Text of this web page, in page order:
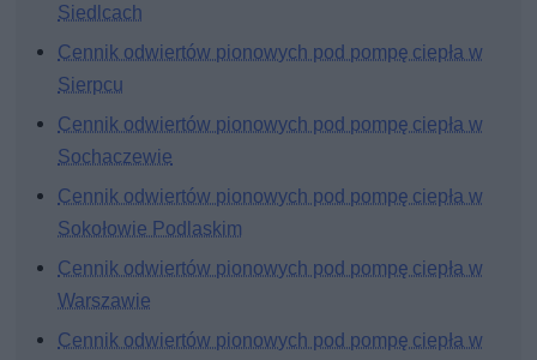
Siedlcach
Cennik odwiertów pionowych pod pompę ciepła w
Sierpcu
Cennik odwiertów pionowych pod pompę ciepła w
Sochaczewie
Cennik odwiertów pionowych pod pompę ciepła w
Sokołowie Podlaskim
Cennik odwiertów pionowych pod pompę ciepła w
Warszawie
Cennik odwiertów pionowych pod pompę ciepła w